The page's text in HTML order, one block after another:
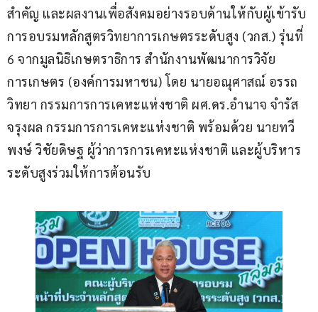
สำคัญ และผลงานเพื่อสังคมอย่างรอบด้านให้กับผู้เข้ารับ
การอบรมหลักสูตรวิทยาการเกษตรระดับสูง (วกส.) รุ่นที่
6 จากมูลนิธิเกษตราธิการ สำนักงานพัฒนาการวิจัย
การเกษตร (องค์การมหาชน) โดย นายอณุศาสณ์ อรรถ
วิทยา กรรมการการเคหะแห่งชาติ ผศ.ดร.อำนาจ จำรัส
จรุงผล กรรมการการเคหะแห่งชาติ พร้อมด้วย นายทวี
พงษ์ วิชัยดิษฐ ผู้ว่าการการเคหะแห่งชาติ และผู้บริหาร
ระดับสูงร่วมให้การต้อนรับ